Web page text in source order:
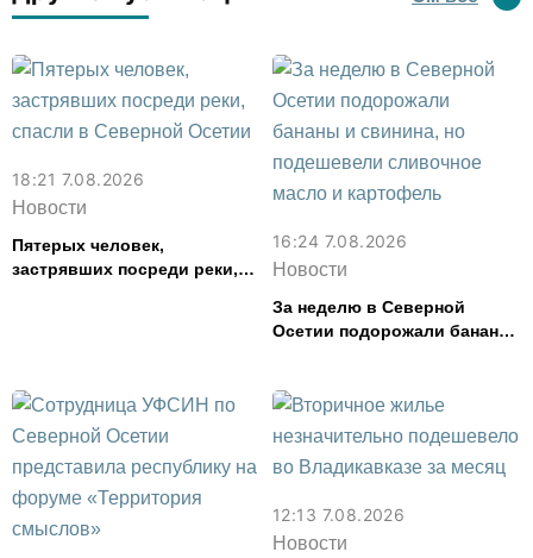
18:21 7.08.2026
Новости
Пятерых человек,
застрявших посреди реки,
16:24 7.08.2026
Новости
За неделю в Северной
Осетии подорожали бананы
картофель
12:13 7.08.2026
Новости